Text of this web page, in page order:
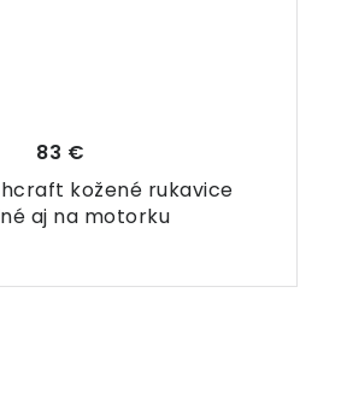
kožené rukavice
aj na motorku
83 €